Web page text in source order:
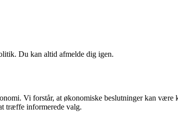
Du kan altid afmelde dig igen.
Vi forstår, at økonomiske beslutninger kan
træffe informerede valg.